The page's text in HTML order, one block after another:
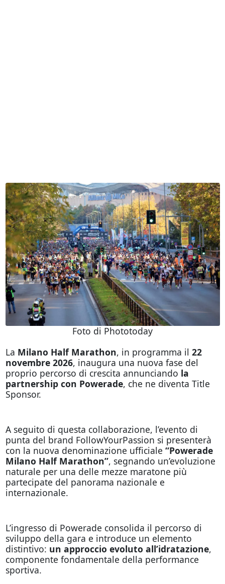
Foto di Phototoday
La Milano Half Marathon, in programma il 22
novembre 2026, inaugura una nuova fase del
proprio percorso di crescita annunciando la
partnership con Powerade, che ne diventa Title
Sponsor.
A seguito di questa collaborazione, l’evento di
punta del brand FollowYourPassion si presenterà
con la nuova denominazione ufficiale “Powerade
Milano Half Marathon”, segnando un’evoluzione
naturale per una delle mezze maratone più
partecipate del panorama nazionale e
internazionale.
L’ingresso di Powerade consolida il percorso di
sviluppo della gara e introduce un elemento
distintivo: un approccio evoluto all’idratazione,
componente fondamentale della performance
sportiva.